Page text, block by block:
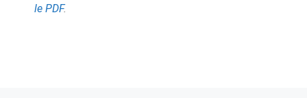
le PDF.